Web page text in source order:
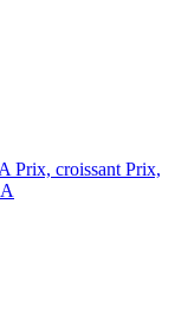
Prix, croissantPrix,